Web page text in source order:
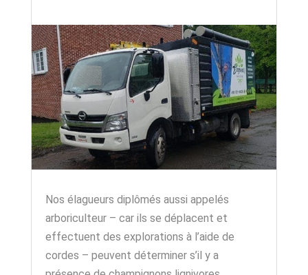
Nos élagueurs diplômés aussi appelés
arboriculteur – car ils se déplacent et
effectuent des explorations à l’aide de
cordes – peuvent déterminer s’il y a